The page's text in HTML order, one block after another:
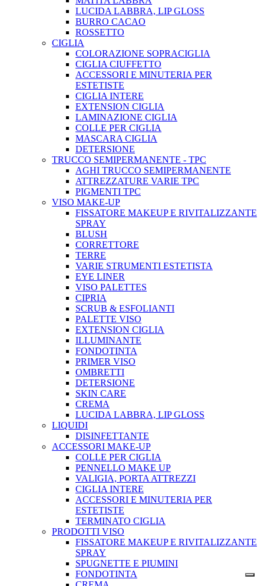
LUCIDA LABBRA, LIP GLOSS
BURRO CACAO
ROSSETTO
CIGLIA
COLORAZIONE SOPRACIGLIA
CIGLIA CIUFFETTO
ACCESSORI E MINUTERIA PER
ESTETISTE
CIGLIA INTERE
EXTENSION CIGLIA
LAMINAZIONE CIGLIA
COLLE PER CIGLIA
MASCARA CIGLIA
DETERSIONE
TRUCCO SEMIPERMANENTE - TPC
AGHI TRUCCO SEMIPERMANENTE
ATTREZZATURE VARIE TPC
PIGMENTI TPC
VISO MAKE-UP
FISSATORE MAKEUP E RIVITALIZZANTE
SPRAY
BLUSH
CORRETTORE
TERRE
VARIE STRUMENTI ESTETISTA
EYE LINER
VISO PALETTES
CIPRIA
SCRUB & ESFOLIANTI
PALETTE VISO
EXTENSION CIGLIA
ILLUMINANTE
FONDOTINTA
PRIMER VISO
OMBRETTI
DETERSIONE
SKIN CARE
CREMA
LUCIDA LABBRA, LIP GLOSS
LIQUIDI
DISINFETTANTE
ACCESSORI MAKE-UP
COLLE PER CIGLIA
PENNELLO MAKE UP
VALIGIA, PORTA ATTREZZI
CIGLIA INTERE
ACCESSORI E MINUTERIA PER
ESTETISTE
TERMINATO CIGLIA
PRODOTTI VISO
FISSATORE MAKEUP E RIVITALIZZANTE
SPRAY
SPUGNETTE E PIUMINI
FONDOTINTA